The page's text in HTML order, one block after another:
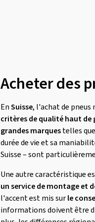
Acheter des
EnSuisse, l'achat de
critères de qualité haut de
grandes marquestelles
durée de vie et sa
Suisse – sont
Une autre caractéristique
un service de montage et
l'accent est mis surle
informations doivent être